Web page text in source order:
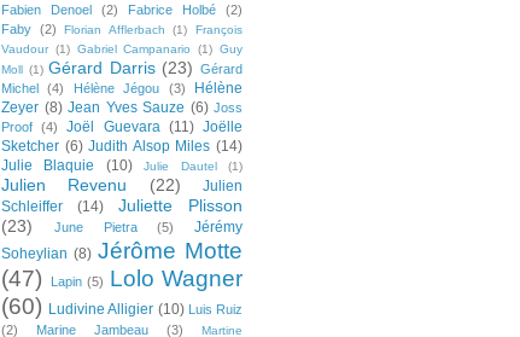
Fabien Denoel
(2) Fabrice Holbé
(2)
Faby (2) Florian Afflerbach (1)
François
Vaudour (1) Gabriel Campanario (1) Guy
Moll (1) Gérard Darris (23) Gérard
Michel
(4) Hélène Jégou (3)
Hélène
Zeyer (8) Jean Yves Sauze (6) Joss
Proof
(4) Joël Guevara (11) Joëlle
Sketcher (6) Judith Alsop Miles (14)
Julie Blaquie
(10) Julie Dautel (1)
Julien Revenu (22)
Julien
Schleiffer
(14)
Juliette Plisson
(23)
June Pietra (5)
Jérémy
Soheylian (8) Jérôme Motte
(47)
Lapin (5) Lolo Wagner
(60) Ludivine Alligier (10) Luis Ruiz
(2)
Marine Jambeau (3) Martine